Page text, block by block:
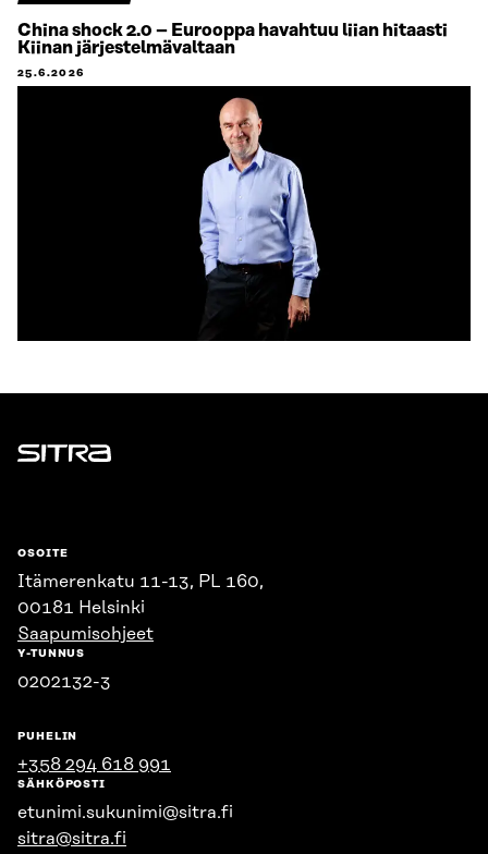
China shock 2.0 – Eurooppa havahtuu liian hitaasti
Kiinan järjestelmävaltaan
25.6.2026
Sitra
OSOITE
Itämerenkatu 11-13, PL 160,
00181 Helsinki
Saapumisohjeet
Y-TUNNUS
0202132-3
PUHELIN
+358 294 618 991
SÄHKÖPOSTI
etunimi.sukunimi@sitra.fi
sitra@sitra.fi